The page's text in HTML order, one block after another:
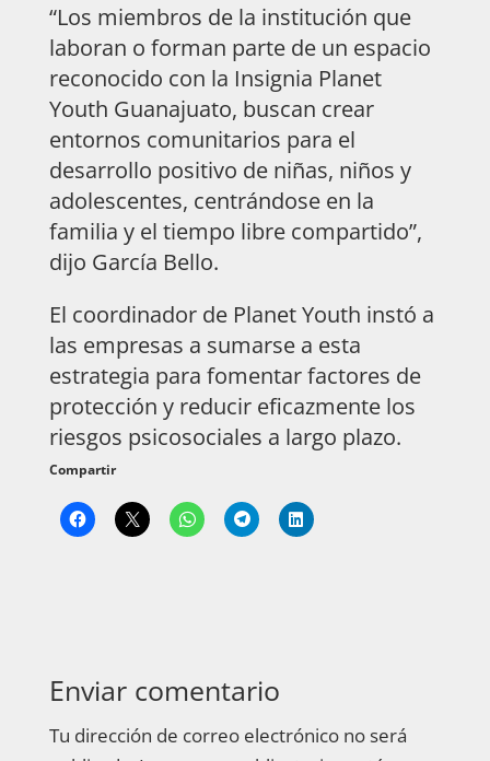
“Los miembros de la institución que
laboran o forman parte de un espacio
reconocido con la Insignia Planet
Youth Guanajuato, buscan crear
entornos comunitarios para el
desarrollo positivo de niñas, niños y
adolescentes, centrándose en la
familia y el tiempo libre compartido”,
dijo García Bello.
El coordinador de Planet Youth instó a
las empresas a sumarse a esta
estrategia para fomentar factores de
protección y reducir eficazmente los
riesgos psicosociales a largo plazo.
Compartir
Enviar comentario
Tu dirección de correo electrónico no será